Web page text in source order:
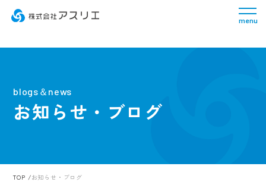
menu
blogs＆news
お知らせ・ブログ
TOP お知らせ・ブログ